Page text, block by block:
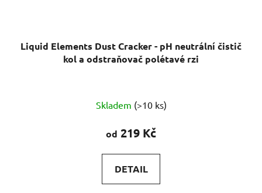
Liquid Elements Dust Cracker - pH neutrální čistič
kol a odstraňovač polétavé rzi
hodnocení
produktu
4,9
z
Skladem (>10 ks)
od 219 Kč
DETAIL